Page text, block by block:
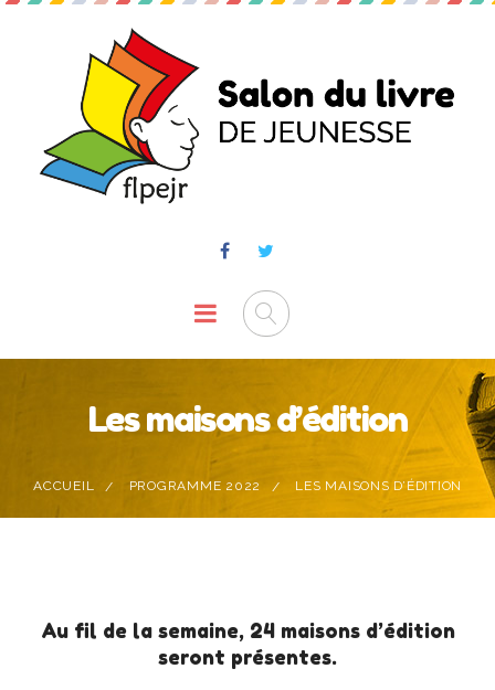
Les maisons d’édition
ACCUEIL PROGRAMME 2022 LES MAISONS D’ÉDITION
Au fil de la semaine, 24 maisons d’édition
seront présentes.